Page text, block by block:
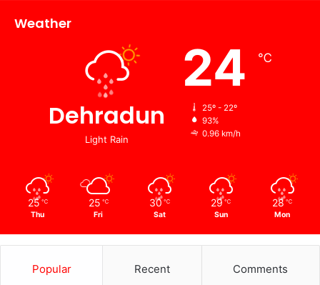
Weather
Dehradun
Light Rain
24 ℃
25º - 22º
93%
0.96 km/h
25 ℃
Thu
25 ℃
Fri
30 ℃
Sat
29 ℃
Sun
28 ℃
Mon
Popular Recent Comments